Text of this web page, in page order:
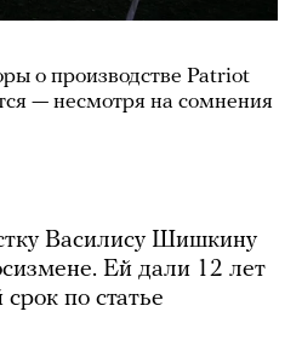
о производстве Patriot
— несмотря на сомнения
Василису Шишкину
Ей дали 12 лет
по статье